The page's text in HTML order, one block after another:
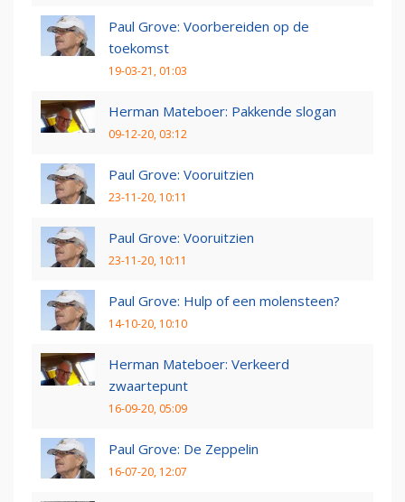
Paul Grove: Voorbereiden op de
toekomst
19-03-21, 01:03
Herman Mateboer: Pakkende slogan
09-12-20, 03:12
Paul Grove: Vooruitzien
23-11-20, 10:11
Paul Grove: Vooruitzien
23-11-20, 10:11
Paul Grove: Hulp of een molensteen?
14-10-20, 10:10
Herman Mateboer: Verkeerd
zwaartepunt
16-09-20, 05:09
Paul Grove: De Zeppelin
16-07-20, 12:07